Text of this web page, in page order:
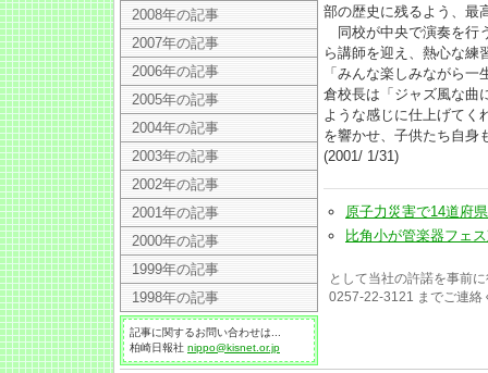
部の歴史に残るよう、最
同校が中央で演奏を行
ら講師を迎え、熱心な練
「みんな楽しみながら
倉校長は「ジャズ風な曲
ような感じに仕上げてく
を響かせ、子供たち自身
(2001/ 1/31)
原子力災害で14道府
比角小が管楽器フェ
として当社の許諾を事前
0257-22-3121 までご連絡
2008年の記事
2007年の記事
2006年の記事
2005年の記事
2004年の記事
2003年の記事
2002年の記事
2001年の記事
2000年の記事
1999年の記事
1998年の記事
記事に関するお問い合わせは...
柏崎日報社 nippo@kisnet.or.jp